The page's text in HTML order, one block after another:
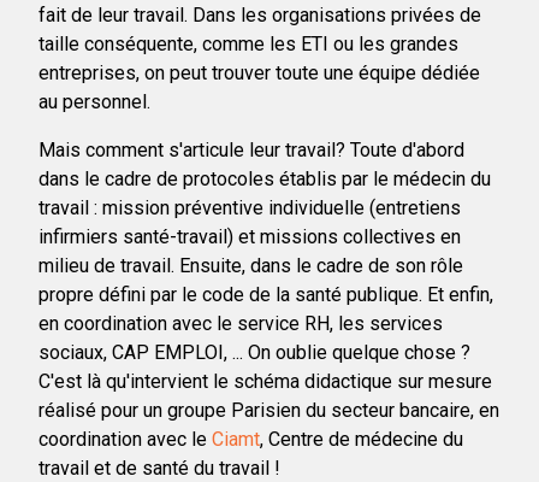
fait de leur travail. Dans les organisations privées de
taille conséquente, comme les ETI ou les grandes
entreprises, on peut trouver toute une équipe dédiée
au personnel.
Mais comment s'articule leur travail? Toute d'abord
dans le cadre de protocoles établis par le médecin du
travail : mission préventive individuelle (entretiens
infirmiers santé-travail) et missions collectives en
milieu de travail. Ensuite, dans le cadre de son rôle
propre défini par le code de la santé publique. Et enfin,
en coordination avec le service RH, les services
sociaux, CAP EMPLOI, ... On oublie quelque chose ?
C'est là qu'intervient le schéma didactique sur mesure
réalisé pour un groupe Parisien du secteur bancaire, en
coordination avec le Ciamt, Centre de médecine du
travail et de santé du travail !